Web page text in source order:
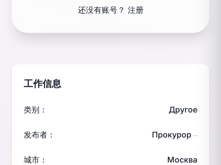
还没有账号？ 注册
工作信息
类别： Другое
发布者： Прокурор —
城市： Москва